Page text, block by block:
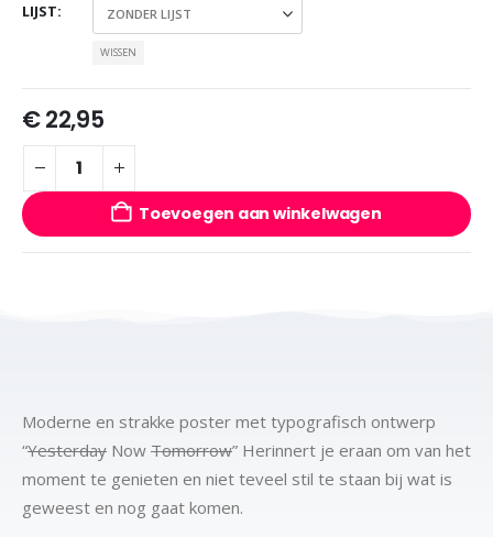
LIJST
WISSEN
€22,95
Toevoegen aan winkelwagen
Moderne en strakke poster met typografisch ontwerp
“Yesterday Now Tomorrow” Herinnert je eraan om van het
moment te genieten en niet teveel stil te staan bij wat is
geweest en nog gaat komen.